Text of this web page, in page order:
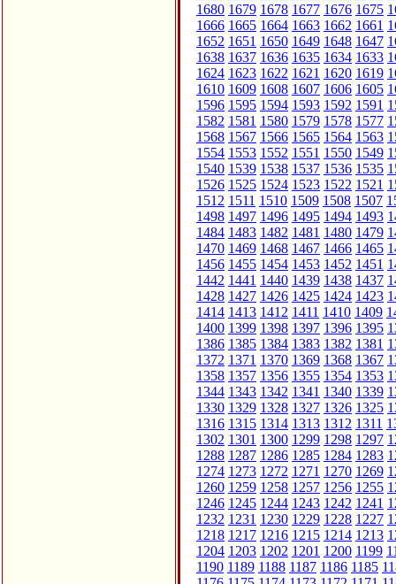
1680 1679 1678 1677 1676 1675
1666 1665 1664 1663 1662 1661
1652 1651 1650 1649 1648 1647
1638 1637 1636 1635 1634 1633
1624 1623 1622 1621 1620 1619
1610 1609 1608 1607 1606 1605
1596 1595 1594 1593 1592 1591
1582 1581 1580 1579 1578 1577
1568 1567 1566 1565 1564 1563
1554 1553 1552 1551 1550 1549
1540 1539 1538 1537 1536 1535
1526 1525 1524 1523 1522 1521
1512 1511 1510 1509 1508 1507
1498 1497 1496 1495 1494 1493
1484 1483 1482 1481 1480 1479
1470 1469 1468 1467 1466 1465
1456 1455 1454 1453 1452 1451
1442 1441 1440 1439 1438 1437
1428 1427 1426 1425 1424 1423
1414 1413 1412 1411 1410 1409
1400 1399 1398 1397 1396 1395
1386 1385 1384 1383 1382 1381
1372 1371 1370 1369 1368 1367
1358 1357 1356 1355 1354 1353
1344 1343 1342 1341 1340 1339
1330 1329 1328 1327 1326 1325
1316 1315 1314 1313 1312 1311
1302 1301 1300 1299 1298 1297
1288 1287 1286 1285 1284 1283
1274 1273 1272 1271 1270 1269
1260 1259 1258 1257 1256 1255
1246 1245 1244 1243 1242 1241
1232 1231 1230 1229 1228 1227
1218 1217 1216 1215 1214 1213
1204 1203 1202 1201 1200 1199
1190 1189 1188 1187 1186 1185